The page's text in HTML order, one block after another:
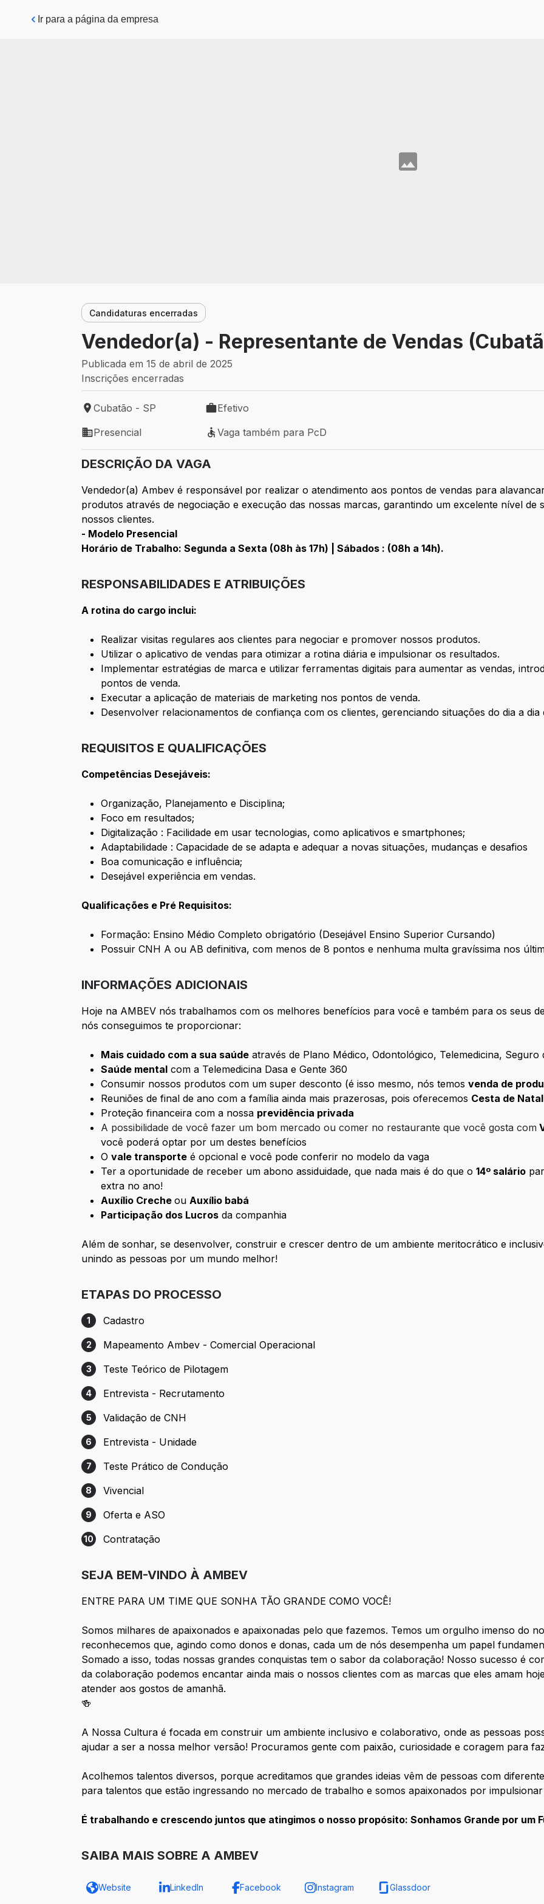
Pular para o conteúdo principal
Ir para a página da empresa
Candidaturas encerradas
Vendedor(a) - Representante de Vendas
Publicada em 15 de abril de 2025
Inscrições encerradas
Local de trabalho: Cubatão - SP
Cubatão - SP
Tipo de vaga: Efetivo
Efetivo
Modelo de trabalho: Presencial
Presencial
Vaga também para PcD
Vaga também para PcD
DESCRIÇÃO DA VAGA
Vendedor(a) Ambev é responsável por realizar o atendimento aos pontos de vendas para
produtos através de negociação e execução das nossas marcas, garantindo um excelente nível de
nossos clientes.
- Modelo Presencial
Horário de Trabalho: Segunda a Sexta (08h às 17h) | Sábados : (08h a 14h).
RESPONSABILIDADES E ATRIBUIÇÕES
A rotina do cargo inclui:
Realizar visitas regulares aos clientes para negociar e promover nossos produtos.
Utilizar o aplicativo de vendas para otimizar a rotina diária e impulsionar os resultados.
Implementar estratégias de marca e utilizar ferramentas digitais para aumentar as vendas,
pontos de venda.
Executar a aplicação de materiais de marketing nos pontos de venda.
Desenvolver relacionamentos de confiança com os clientes, gerenciando situações do dia a
REQUISITOS E QUALIFICAÇÕES
Competências Desejáveis:
Organização, Planejamento e Disciplina;
Foco em resultados;
Digitalização : Facilidade em usar tecnologias, como aplicativos e smartphones;
Adaptabilidade : Capacidade de se adapta e adequar a novas situações, mudanças e desafios
Boa comunicação e influência;
Desejável experiência em vendas.
Qualificações e Pré Requisitos:
Formação: Ensino Médio Completo obrigatório (Desejável Ensino Superior Cursando)
Possuir CNH A ou AB definitiva, com menos de 8 pontos e nenhuma multa gravíssima nos
INFORMAÇÕES ADICIONAIS
Hoje na AMBEV nós trabalhamos com os melhores benefícios para você e também para os seus
nós conseguimos te proporcionar:
Mais cuidado com a sua saúde através de Plano Médico, Odontológico, Telemedicina, Seguro
Saúde mental com a Telemedicina Dasa e Gente 360
Consumir nossos produtos com um super desconto (é isso mesmo, nós temosvenda de
Reuniões de final de ano com a família ainda mais prazerosas, pois oferecemos Cesta de Natal
Proteção financeira com a nossa previdência privada
A possibilidade de você fazer um bom mercado ou comer no restaurante que você gosta com
você poderá optar por um destes benefícios
Ovale transporte é opcional e você pode conferir no modelo da vaga
Ter a oportunidade de receber um abono assiduidade, que nada mais é do que o14º salário
extra no ano!
Auxílio CrecheouAuxílio babá
Participação dos Lucros da companhia
Além de sonhar, se desenvolver, construir e crescer dentro de um ambiente meritocrático e
unindo as pessoas por um mundo melhor!
ETAPAS DO PROCESSO
Etapa 1: Cadastro
1 Cadastro
Etapa 2: Mapeamento Ambev - Comercial Operacional
2 Mapeamento Ambev - Comercial Operacional
Etapa 3: Teste Teórico de Pilotagem
3 Teste Teórico de Pilotagem
Etapa 4: Entrevista - Recrutamento
4 Entrevista - Recrutamento
Etapa 5: Validação de CNH
5 Validação de CNH
Etapa 6: Entrevista - Unidade
6 Entrevista - Unidade
Etapa 7: Teste Prático de Condução
7 Teste Prático de Condução
Etapa 8: Vivencial
8 Vivencial
Etapa 9: Oferta e ASO
9 Oferta e ASO
Etapa 10: Contratação
10 Contratação
SEJA BEM-VINDO À AMBEV
ENTRE PARA UM TIME QUE SONHA TÃO GRANDE COMO VOCÊ!
Somos milhares de apaixonados e apaixonadas pelo que fazemos. Temos um orgulho imenso do
reconhecemos que, agindo como donos e donas, cada um de nós desempenha um papel
Somado a isso, todas nossas grandes conquistas tem o sabor da colaboração! Nosso sucesso é
da colaboração podemos encantar ainda mais o nossos clientes com as marcas que eles amam
atender aos gostos de amanhã.
🍻
A Nossa Cultura é focada em construir um ambiente inclusivo e colaborativo, onde as pessoas
ajudar a ser a nossa melhor versão! Procuramos gente com paixão, curiosidade e coragem para
Acolhemos talentos diversos, porque acreditamos que grandes ideias vêm de pessoas com
para talentos que estão ingressando no mercado de trabalho e somos apaixonados por
É trabalhando e crescendo juntos que atingimos o nosso propósito: Sonhamos Grande por um
SAIBA MAIS SOBRE A AMBEV
Website LinkedIn Facebook Instagram Glassdoor